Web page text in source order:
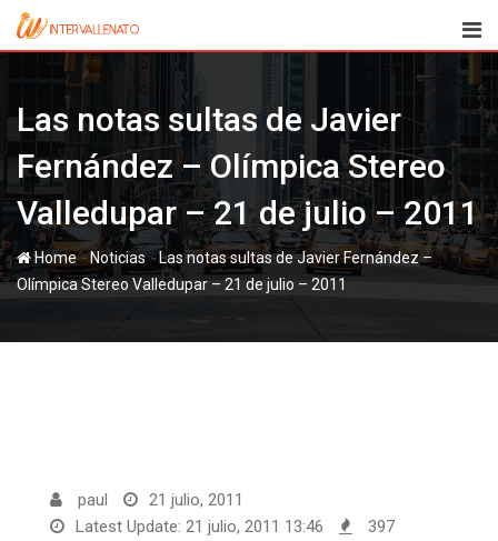
Skip
Las notas sultas de Javier
Fernández – Olímpica Stereo
Valledupar – 21 de julio – 2011
Home-Noticias-Las notas sultas de Javier Fernández –
Olímpica Stereo Valledupar – 21 de julio – 2011
paul
21 julio, 2011
Latest Update: 21 julio, 2011 13:46
397